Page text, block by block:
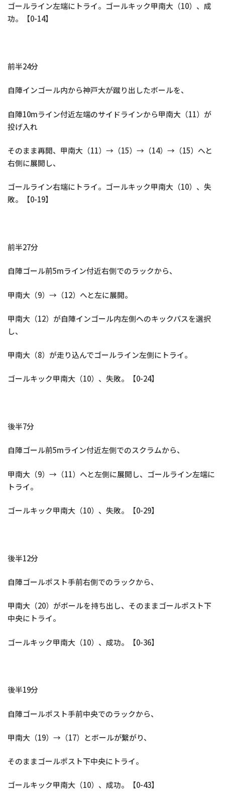
ゴールライン左端にトライ。ゴールキック甲南大（10）、成
功。【0-14】
前半24分
自陣インゴール内から神戸大が蹴り出したボールを、
自陣10mライン付近左端のサイドラインから甲南大（11）が
投げ入れ
そのまま再開、甲南大（11）→（15）→（14）→（15）へと
右側に展開し、
ゴールライン右端にトライ。ゴールキック甲南大（10）、失
敗。【0-19】
前半27分
自陣ゴール前5mライン付近右側でのラックから、
甲南大（9）→（12）へと左に展開。
甲南大（12）が自陣インゴール内左側へのキックパスを選択
し、
甲南大（8）が走り込んでゴールライン左側にトライ。
ゴールキック甲南大（10）、失敗。【0-24】
後半7分
自陣ゴール前5mライン付近左側でのスクラムから、
甲南大（9）→（11）へと左側に展開し、ゴールライン左端に
トライ。
ゴールキック甲南大（10）、失敗。【0-29】
後半12分
自陣ゴールポスト手前右側でのラックから、
甲南大（20）がボールを持ち出し、そのままゴールポスト下
中央にトライ。
ゴールキック甲南大（10）、成功。【0-36】
後半19分
自陣ゴールポスト手前中央でのラックから、
甲南大（19）→（17）とボールが繋がり、
そのままゴールポスト下中央にトライ。
ゴールキック甲南大（10）、成功。【0-43】